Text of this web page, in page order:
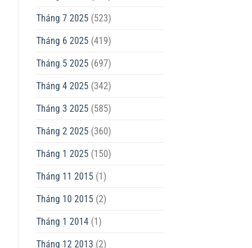
Tháng 7 2025(523)
Tháng 6 2025(419)
Tháng 5 2025(697)
Tháng 4 2025(342)
Tháng 3 2025(585)
Tháng 2 2025(360)
Tháng 1 2025(150)
Tháng 11 2015(1)
Tháng 10 2015(2)
Tháng 1 2014(1)
Tháng 12 2013 (2)